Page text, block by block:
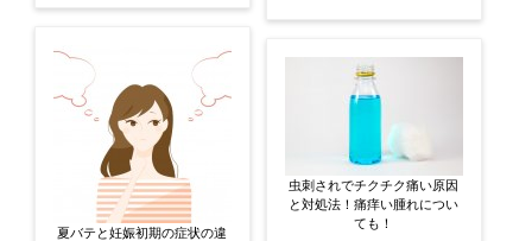
夏バテと妊娠初期の症状の違
虫刺されでチクチク痛い原因
と対処法！痛痒い腫れについ
ても！